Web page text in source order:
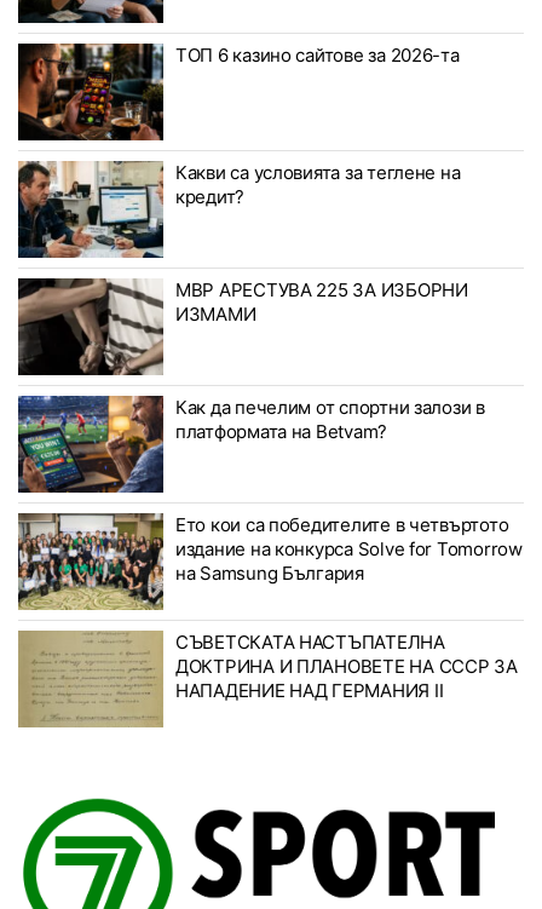
ТОП 6 казино сайтове за 2026-та
Какви са условията за теглене на
кредит?
МВР АРЕСТУВА 225 ЗА ИЗБОРНИ
ИЗМАМИ
Как да печелим от спортни залози в
платформата на Betvam?
Ето кои са победителите в четвъртото
издание на конкурса Solve for Tomorrow
на Samsung България
СЪВЕТСКАТА НАСТЪПАТЕЛНА
ДОКТРИНА И ПЛАНОВЕТЕ НА СССР ЗА
НАПАДЕНИЕ НАД ГЕРМАНИЯ II